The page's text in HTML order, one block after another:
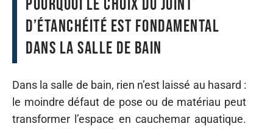
Pourquoi le choix du joint
d’étanchéité est fondamental
dans la salle de bain
Dans la salle de bain, rien n’est laissé au hasard :
le moindre défaut de pose ou de matériau peut
transformer l’espace en cauchemar aquatique.